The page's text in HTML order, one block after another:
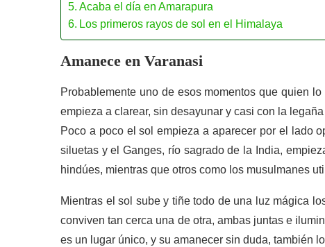
Acaba el día en Amarapura
Los primeros rayos de sol en el Himalaya
Amanece en Varanasi
Probablemente uno de esos momentos que quien
empieza a clarear, sin desayunar y casi con la
Poco a poco el sol empieza a aparecer por el lado
siluetas y el Ganges, río sagrado de la India,
hindúes, mientras que otros como los musulmanes
Mientras el sol sube y tiñe todo de una luz mágica
conviven tan cerca una de otra, ambas juntas e
es un lugar único, y su amanecer sin duda, también